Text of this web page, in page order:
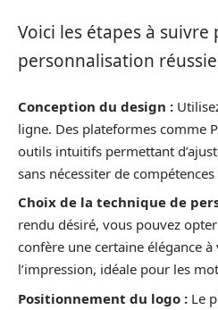
Voici les étapes à suivre
personnalisation
Conception du design :
ligne. Des plateformes comme
outils intuitifs permettant
sans nécessiter de
Choix de la technique de
rendu désiré, vous pouvez
confère une certaine élégance
l’impression, idéale pour les
Positionnement du logo : Le